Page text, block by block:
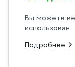
Вы можете
использован
Подробнее